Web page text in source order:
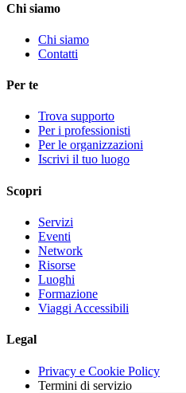
Chi siamo
Chi siamo
Contatti
Per te
Trova supporto
Per i professionisti
Per le organizzazioni
Iscrivi il tuo luogo
Scopri
Servizi
Eventi
Network
Risorse
Luoghi
Formazione
Viaggi Accessibili
Legal
Privacy e Cookie Policy
Termini di servizio